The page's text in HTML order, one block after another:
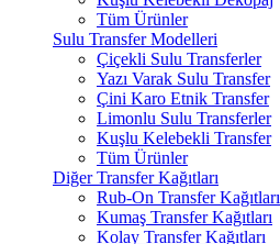
Tüm Ürünler
Sulu Transfer Modelleri
Çiçekli Sulu Transferler
Yazı Varak Sulu Transfer
Çini Karo Etnik Transfer
Limonlu Sulu Transferler
Kuşlu Kelebekli Transfer
Tüm Ürünler
Diğer Transfer Kağıtları
Rub-On Transfer Kağıtları
Kumaş Transfer Kağıtları
Kolay Transfer Kağıtları